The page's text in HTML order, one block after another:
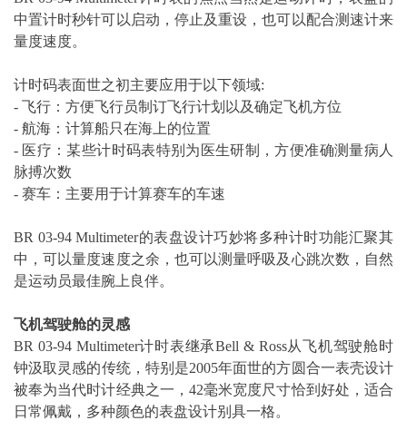
中置计时秒针可以启动，停止及重设，也可以配合测速计来
量度速度。
计时码表面世之初主要应用于以下领域:
- 飞行：方便飞行员制订飞行计划以及确定飞机方位
- 航海：计算船只在海上的位置
- 医疗：某些计时码表特别为医生研制，方便准确测量病人
脉搏次数
- 赛车：主要用于计算赛车的车速
BR 03-94 Multimeter的表盘设计巧妙将多种计时功能汇聚其
中，可以量度速度之余，也可以测量呼吸及心跳次数，自然
是运动员最佳腕上良伴。
飞机驾驶舱的灵感
BR 03-94 Multimeter计时表继承Bell & Ross从飞机驾驶舱时
钟汲取灵感的传统，特别是2005年面世的方圆合一表壳设计
被奉为当代时计经典之一，42毫米宽度尺寸恰到好处，适合
日常佩戴，多种颜色的表盘设计别具一格。